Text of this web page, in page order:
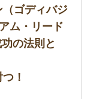
（ゴディバジ
ム・リード
の法則と
！